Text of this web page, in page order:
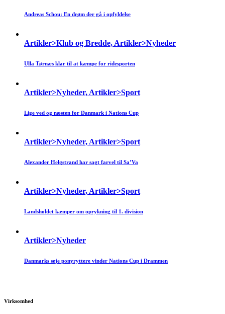
Andreas Schou: En drøm der gå i opfyldelse
Artikler>Klub og Bredde, Artikler>Nyheder
Ulla Tørnæs klar til at kæmpe for ridesporten
Artikler>Nyheder, Artikler>Sport
Lige ved og næsten for Danmark i Nations Cup
Artikler>Nyheder, Artikler>Sport
Alexander Helgstrand har sagt farvel til Sa’Va
Artikler>Nyheder, Artikler>Sport
Landsholdet kæmper om oprykning til 1. division
Artikler>Nyheder
Danmarks seje ponyryttere vinder Nations Cup i Drammen
Virksomhed